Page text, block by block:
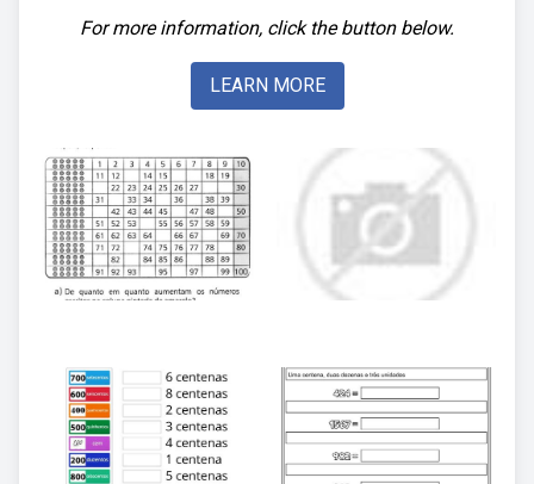
For more information, click the button below.
LEARN MORE